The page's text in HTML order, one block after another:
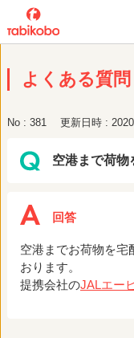
よくある質問
No : 381 更新日時 :
空港まで荷物
空港までお荷物を宅
おります。
提携会社のJALエー